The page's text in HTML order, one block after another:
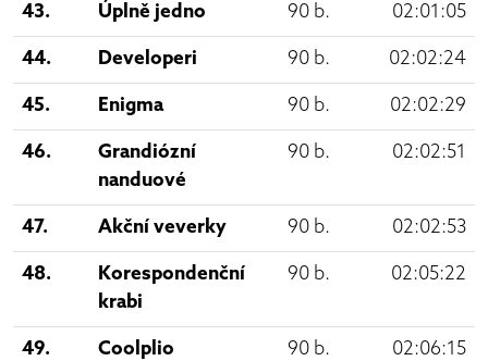
43. Úplně jedno 90 b. 02:01:05
44. Developeri 90 b. 02:02:24
45. Enigma 90 b. 02:02:29
46.
Grandiózní
nanduové
90 b. 02:02:51
47. Akční veverky 90 b. 02:02:53
48.
Korespondenční
krabi
90 b. 02:05:22
49. Coolplio 90 b. 02:06:15